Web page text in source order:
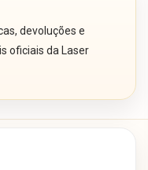
devoluções e
oficiais da Laser